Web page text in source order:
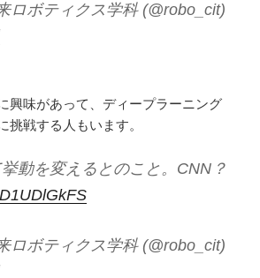
ロボティクス学科 (@robo_cit)
興味があって、ディープラーニング
挑戦する人もいます。
動を変えるとのこと。CNN？
ロボティクス学科 (@robo_cit)